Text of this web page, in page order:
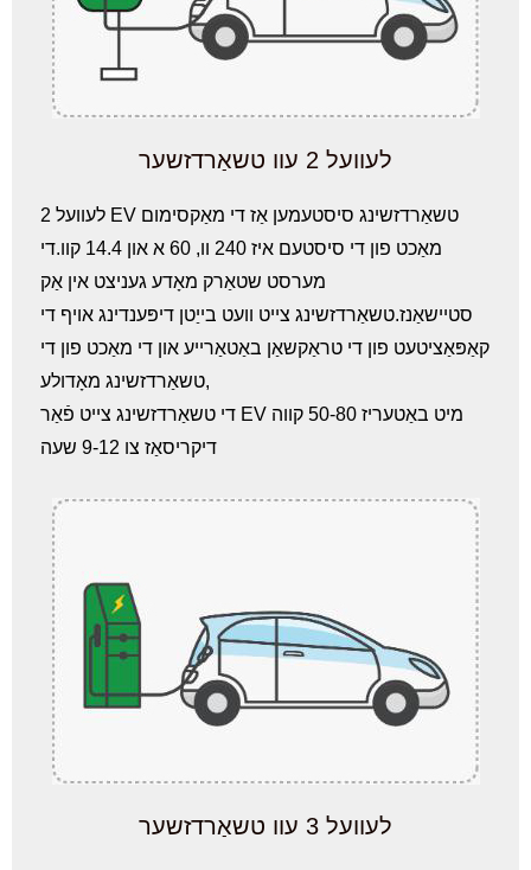
לעוועל 2 עוו טשאַרדזשער
לעוועל 2 EV טשאַרדזשינג סיסטעמען אַז די מאַקסימום
מאַכט פון די סיסטעם איז 240 וו, 60 א און 14.4 קוו.די
מערסט שטאַרק מאָדע געניצט אין אַק
סטיישאַנז.טשאַרדזשינג צייט וועט בייַטן דיפּענדינג אויף די
קאַפּאַציטעט פון די טראַקשאַן באַטאַרייע און די מאַכט פון די
טשאַרדזשינג מאָדולע,
די טשאַרדזשינג צייט פֿאַר EV מיט באַטעריז 50-80 קווה
דיקריסאַז צו 9-12 שעה
לעוועל 3 עוו טשאַרדזשער